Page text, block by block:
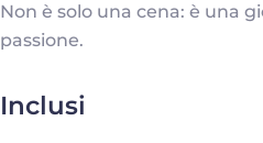
Non è solo una cena: è una
passione.
Inclusi